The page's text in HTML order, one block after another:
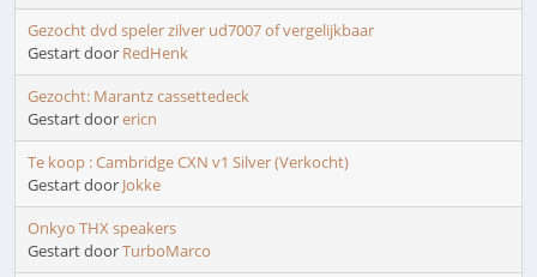
Gezocht dvd speler zilver ud7007 of vergelijkbaar
Gestart door RedHenk
Gezocht: Marantz cassettedeck
Gestart doorericn
Te koop : Cambridge CXN v1 Silver (Verkocht)
Gestart door Jokke
Onkyo THX speakers
Gestart doorTurboMarco